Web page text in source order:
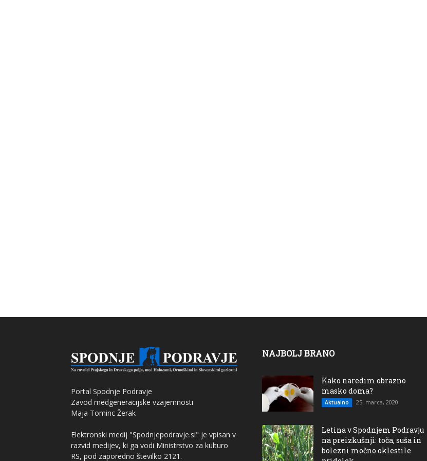
Portal Spodnje Podravje
Zavod medgeneracijske vzajemnosti
Maja Tominc Žerak
Elektronski medij "Spodnjepodravje.si" je vpisan v
razvid medijev, ki ga vodi Ministrstvo za kulturo
RS, pod zaporedno številko 2121.
NAJBOLJ BRANO
Kako naredim obrazno
masko doma?
Aktualno 25. marca, 2020
Letina v Spodnjem Podravju
na preizkušnji: toča, suša in
bolezni močno oklestile